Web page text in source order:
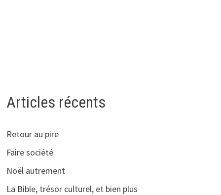
Articles récents
Retour au pire
Faire société
Noël autrement
La Bible, trésor culturel, et bien plus